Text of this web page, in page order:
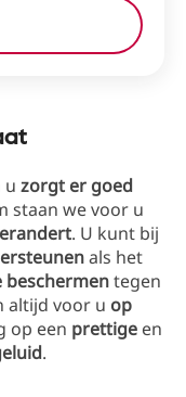
u zorgt er goed
staan we voor u
. U kunt bij
als het
beschermentegen
altijd voor u op
op een prettige en
.